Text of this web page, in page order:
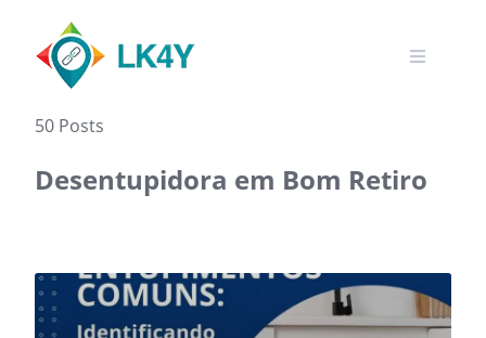
content
50 Posts
Desentupidora em Bom Retiro‎